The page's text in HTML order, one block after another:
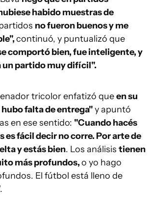
habido muestras de
no fueron buenos y me
continuó, y puntualizó que
comportó bien, fue inteligente, y
un partido muy difícil".
tricolor enfatizó queen su
falta de entrega"y apuntó
en ese sentido: "Cuando hacés
es fácil decir no corre. Por arte de
y estás bien. Los análisis tienen
más profundos,o yo hago
El fútbol está lleno de